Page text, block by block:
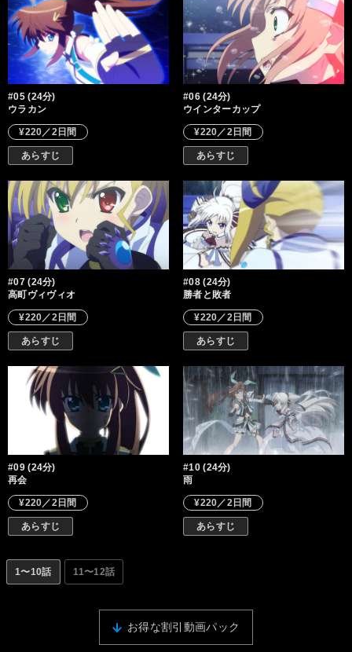
#05 (24分)
ウラカン
¥220／2日間
あらすじ
#06 (24分)
ウインターカップ
¥220／2日間
あらすじ
#07 (24分)
高町ヴィヴィオ
¥220／2日間
あらすじ
#08 (24分)
勝者と敗者
¥220／2日間
あらすじ
#09 (24分)
再会
¥220／2日間
あらすじ
#10 (24分)
雨
¥220／2日間
あらすじ
1〜10話 11〜12話
お得な割引動画パック